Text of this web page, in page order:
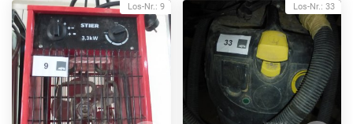
Los-Nr.: 9 Los-Nr.: 33